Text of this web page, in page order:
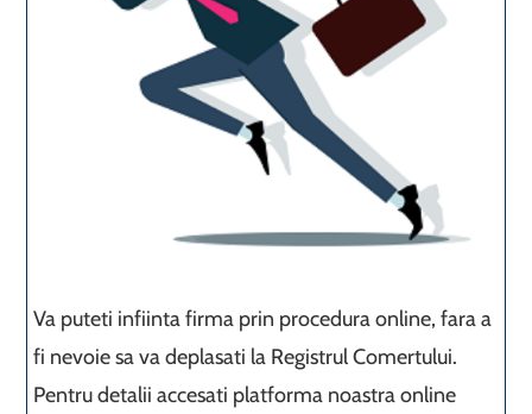
Va puteti infiinta firma prin procedura online, fara a
fi nevoie sa va deplasati la Registrul Comertului.
Pentru detalii accesati platforma noastra online